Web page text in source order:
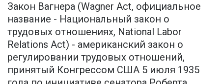
Закон Вагнера (Wagner Act, официальное
название - Национальный закон о
трудовых отношениях, National Labor
Relations Act) - американский закон о
регулировании трудовых отношений,
принятый Конгрессом США 5 июля 1935